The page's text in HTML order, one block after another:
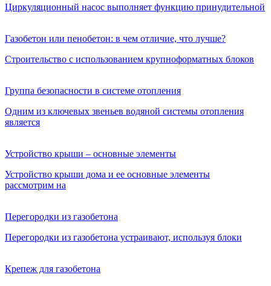
Циркуляционный насос выполняет функцию принудительной
Газобетон или пенобетон: в чем отличие, что лучше?
Строительство с использованием крупноформатных блоков
Группа безопасности в системе отопления
Одним из ключевых звеньев водяной системы отопления
является
Устройство крыши – основные элементы
Устройство крыши дома и ее основные элементы
рассмотрим на
Перегородки из газобетона
Перегородки из газобетона устраивают, используя блоки
Крепеж для газобетона